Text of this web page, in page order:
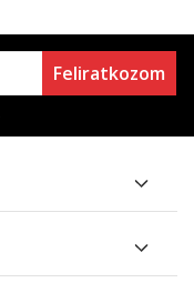
Feliratkozom